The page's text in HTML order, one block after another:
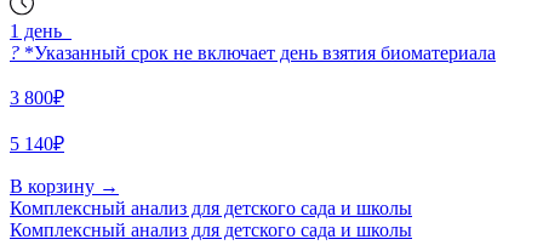
1 день
? *Указанный срок не включает день взятия биоматериала
3 800₽
5 140₽
В корзину →
Комплексный анализ для детского сада и школы
Комплексный анализ для детского сада и школы